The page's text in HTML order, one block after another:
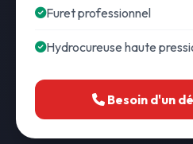
Furet professionnel
Hydrocureuse haute
Besoin d'un